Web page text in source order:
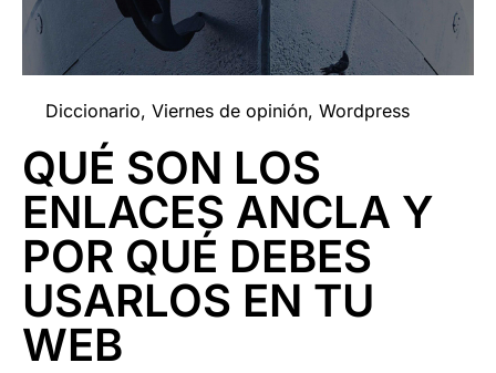
Diccionario, Viernes de opinión, Wordpress
QUÉ SON LOS
ENLACES ANCLA Y
POR QUÉ DEBES
USARLOS EN TU
WEB